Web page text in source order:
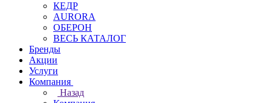
КЕДР
AURORA
ОБЕРОН
ВЕСЬ КАТАЛОГ
Бренды
Акции
Услуги
Компания
Назад